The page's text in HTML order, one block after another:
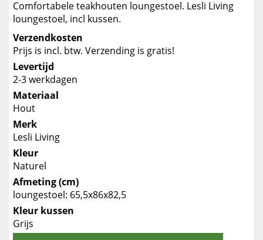
Comfortabele teakhouten loungestoel. Lesli Living
loungestoel, incl kussen.
Verzendkosten
Prijs is incl. btw. Verzending is gratis!
Levertijd
2-3 werkdagen
Materiaal
Hout
Merk
Lesli Living
Kleur
Naturel
Afmeting (cm)
loungestoel: 65,5x86x82,5
Kleur kussen
Grijs